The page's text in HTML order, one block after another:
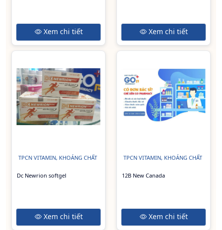
Xem chi tiết Xem chi tiết
TPCN VITAMIN, KHOÁNG CHẤT
Dc Newrion softgel
Xem chi tiết
TPCN VITAMIN, KHOÁNG CHẤT
12B New Canada
Xem chi tiết